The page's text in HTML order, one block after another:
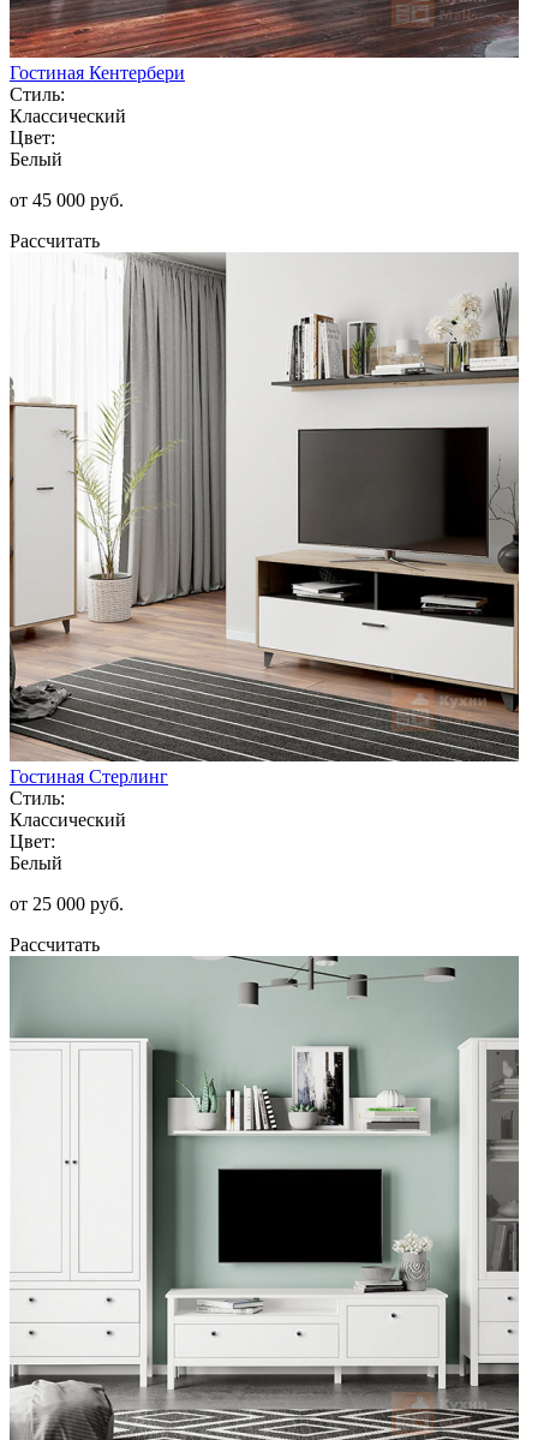
Гостиная Кентербери
Стиль:
Классический
Цвет:
Белый
от 45 000 руб.
Рассчитать
Гостиная Стерлинг
Стиль:
Классический
Цвет:
Белый
от 25 000 руб.
Рассчитать